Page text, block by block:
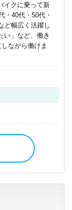
イクに乗って新
・40代・50代・
ど幅広く活躍し
い」など、働き
ながら働けま